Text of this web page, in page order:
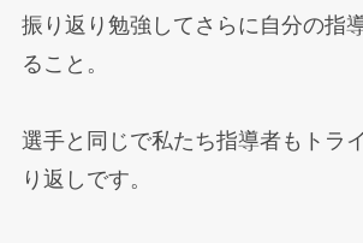
振り返り勉強してさらに自分の指
ること。
選手と同じで私たち指導者もトラ
り返しです。